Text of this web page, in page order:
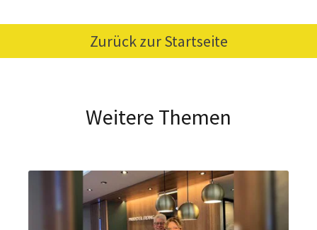
Zurück zur Startseite
Weitere Themen